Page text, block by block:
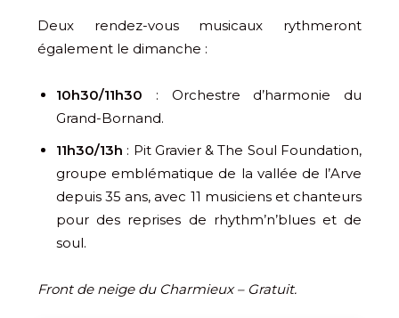
Deux rendez-vous musicaux rythmeront
également le dimanche :
10h30/11h30 : Orchestre d’harmonie du
Grand-Bornand.
11h30/13h : Pit Gravier & The Soul Foundation,
groupe emblématique de la vallée de l’Arve
depuis 35 ans, avec 11 musiciens et chanteurs
pour des reprises de rhythm’n’blues et de
soul.
Front de neige du Charmieux – Gratuit.